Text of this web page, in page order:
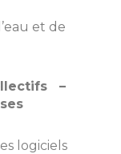
et de
–
logiciels